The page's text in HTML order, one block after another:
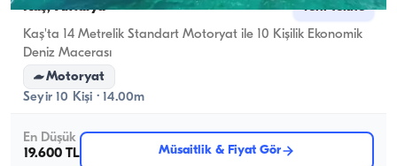
Kaş, Antalya Yeni tekne
Kaş'ta 14 Metrelik Standart Motoryat ile 10 Kişilik Ekonomik
Deniz Macerası
Motoryat
Seyir 10 Kişi · 14.00m
En Düşük
19.600 TL
Müsaitlik & Fiyat Gör